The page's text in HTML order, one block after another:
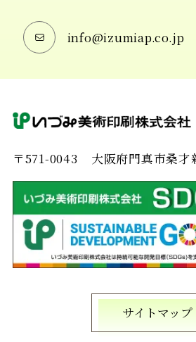
info@izumiap.co.jp
〒571-0043 大阪府門真市桑才
サイトマップ